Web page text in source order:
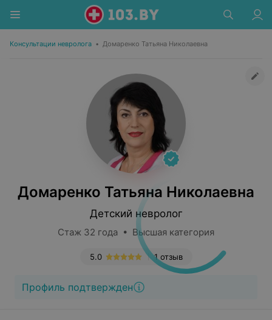
Консультации невролога • Домаренко Татьяна Николаевна
Домаренко Татьяна Николаевна
Детский невролог
Стаж 32 года • Высшая категория
1 отзыв
5.0
Профиль подтвержден